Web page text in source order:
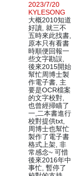
2023/7/20
KYLESONG
大概2010知道
好讀, 就三不
五時來此找書,
原本只有看書
時順便回報一
些文字勘誤,
後來2015開始
幫忙周博士製
作電子書, 主
要是OCR檔案
的文字校對,
也曾經掃瞄了
一,二本書進行
校對提供txt,
周博士也幫忙
製作了電子書
格式上架, 非
常感念~ 可惜
後來2016年中
事忙, 暫停了